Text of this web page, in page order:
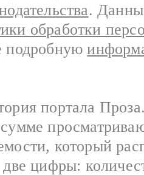
.
обработки
подробную
портала
который
цифры: